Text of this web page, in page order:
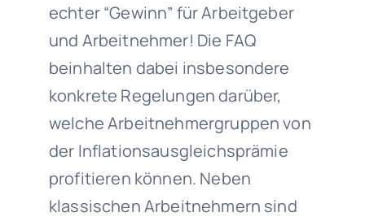
echter “Gewinn” für Arbeitgeber
und Arbeitnehmer! Die FAQ
beinhalten dabei insbesondere
konkrete Regelungen darüber,
welche Arbeitnehmergruppen von
der Inflationsausgleichsprämie
profitieren können. Neben
klassischen Arbeitnehmern sind